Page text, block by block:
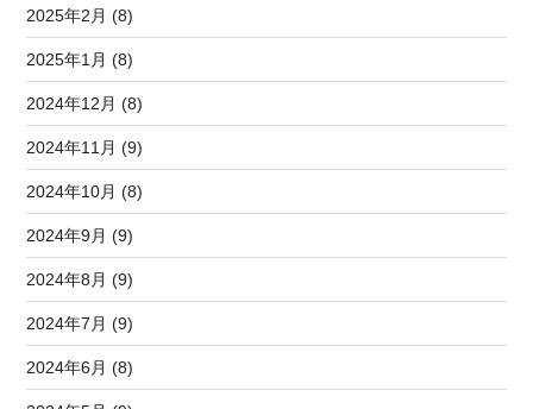
2025年2月 (8)
2025年1月 (8)
2024年12月 (8)
2024年11月 (9)
2024年10月 (8)
2024年9月 (9)
2024年8月 (9)
2024年7月 (9)
2024年6月 (8)